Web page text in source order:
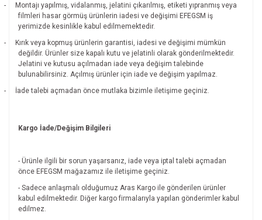
-
Montajı yapılmış, vidalanmış, jelatini çıkarılmış, etiketi yıpranmış veya
filmleri hasar görmüş ürünlerin iadesi ve değişimi EFEGSM iş
yerimizde kesinlikle kabul edilmemektedir.
-
Kırık veya kopmuş ürünlerin garantisi, iadesi ve değişimi mümkün
değildir. Ürünler size kapalı kutu ve jelatinli olarak gönderilmektedir.
Jelatini ve kutusu açılmadan iade veya değişim talebinde
bulunabilirsiniz. Açılmış ürünler için iade ve değişim yapılmaz.
-
İade talebi açmadan önce mutlaka bizimle iletişime geçiniz.
Kargo İade/Değişim Bilgileri
- Ürünle ilgili bir sorun yaşarsanız, iade veya iptal talebi açmadan
önce EFEGSM mağazamız ile iletişime geçiniz.
- Sadece anlaşmalı olduğumuz Aras Kargo ile gönderilen ürünler
kabul edilmektedir. Diğer kargo firmalarıyla yapılan gönderimler kabul
edilmez.